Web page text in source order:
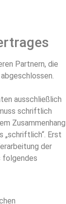
Partnern, die
ausschließlich
schriftlich
Zusammenhang
„schriftlich“. Erst
der
folgendes